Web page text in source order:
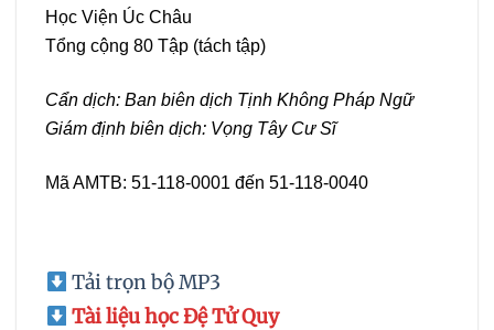
Học Viện Úc Châu
Tổng cộng 80 Tập (tách tập)
Cẩn dịch: Ban biên dịch Tịnh Không Pháp Ngữ
Giám định biên dịch: Vọng Tây Cư Sĩ
Mã AMTB: 51-118-0001 đến 51-118-0040
Tải trọn bộ MP3
Tài liệu học Đệ Tử Quy